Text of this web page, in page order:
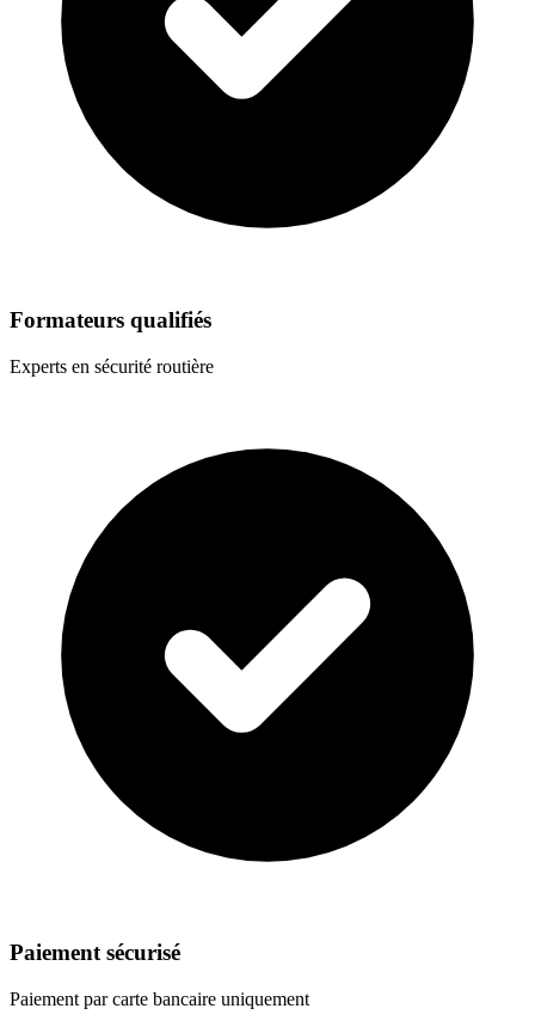
Formateurs qualifiés
Experts en sécurité routière
Paiement sécurisé
Paiement par carte bancaire uniquement